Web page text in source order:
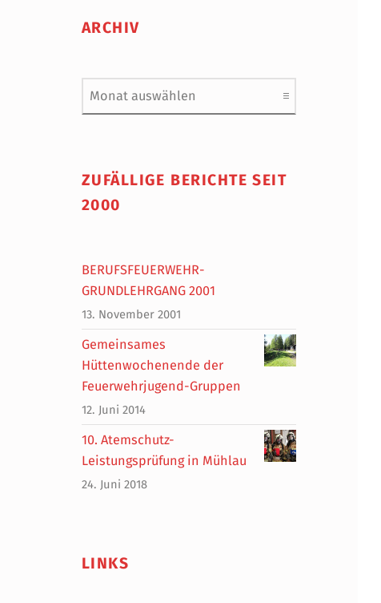
ARCHIV
Archiv
ZUFÄLLIGE BERICHTE SEIT
2000
BERUFSFEUERWEHR-
GRUNDLEHRGANG 2001
13. November 2001
Gemeinsames
Hüttenwochenende der
Feuerwehrjugend-Gruppen
12. Juni 2014
10. Atemschutz-
Leistungsprüfung in Mühlau
24. Juni 2018
LINKS